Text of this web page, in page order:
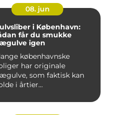
08. jun
i København:
får du smukke
igen
københavnske
har originale
som faktisk kan
i årtier...